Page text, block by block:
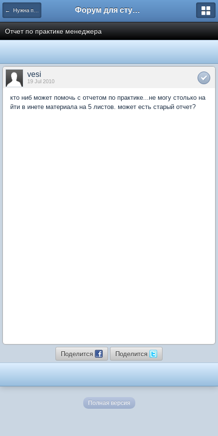
← Нужна помощь Форум для студента СГА
Отчет по практике менеджера
vesi
19 Jul 2010
кто ниб может помочь с отчетом по практике...не могу столько на
йти в инете материала на 5 листов. может есть старый отчет?
Поделится Поделится
Полная версия